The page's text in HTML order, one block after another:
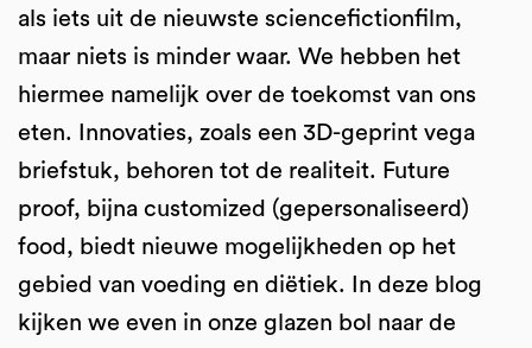
als iets uit de nieuwste sciencefictionfilm,
maar niets is minder waar. We hebben het
hiermee namelijk over de toekomst van ons
eten. Innovaties, zoals een 3D-geprint vega
briefstuk, behoren tot de realiteit. Future
proof, bijna customized (gepersonaliseerd)
food, biedt nieuwe mogelijkheden op het
gebied van voeding en diëtiek. In deze blog
kijken we even in onze glazen bol naar de